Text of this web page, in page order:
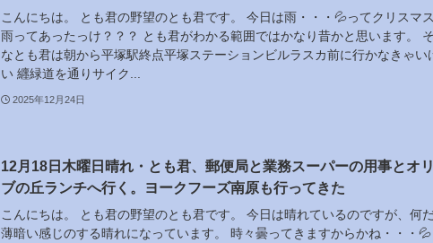
こんにちは。 とも君の野望のとも君です。 今日は雨・・・💦ってクリスマ
雨ってあったっけ？？？ とも君がわかる範囲ではかなり昔かと思います。
なとも君は朝から平塚駅終点平塚ステーションビルラスカ前に行かなきゃい
い 纒緑道を通りサイク...
2025年12月24日
12月18日木曜日晴れ・とも君、郵便局と業務スーパーの用事とオ
ブの丘ランチへ行く。ヨークフーズ南原も行ってきた
こんにちは。 とも君の野望のとも君です。 今日は晴れているのですが、何
薄暗い感じのする晴れになっています。 時々曇ってきますからかね・・・💦